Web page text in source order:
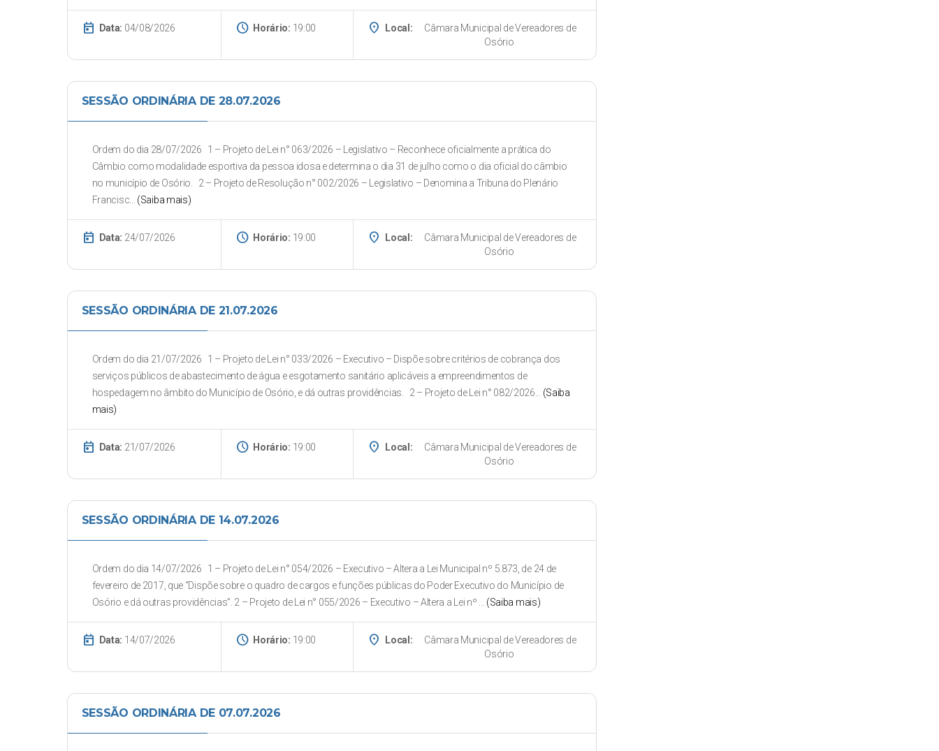
today Data: 04/08/2026 schedule Horário: 19:00 place Local:
Câmara Municipal de Vereadores de
Osório
SESSÃO ORDINÁRIA DE 28.07.2026
Ordem do dia 28/07/2026 1 – Projeto de Lei n° 063/2026 – Legislativo – Reconhece oficialmente a prática do
Câmbio como modalidade esportiva da pessoa idosa e determina o dia 31 de julho como o dia oficial do câmbio
no município de Osório. 2 – Projeto de Resolução n° 002/2026 – Legislativo – Denomina a Tribuna do Plenário
Francisc... (Saiba mais)
today Data: 24/07/2026 schedule Horário: 19:00 place Local:
Câmara Municipal de Vereadores de
Osório
SESSÃO ORDINÁRIA DE 21.07.2026
Ordem do dia 21/07/2026 1 – Projeto de Lei n° 033/2026 – Executivo – Dispõe sobre critérios de cobrança dos
serviços públicos de abastecimento de água e esgotamento sanitário aplicáveis a empreendimentos de
hospedagem no âmbito do Município de Osório, e dá outras providências. 2 – Projeto de Lei n° 082/2026... (Saiba
mais)
today Data: 21/07/2026 schedule Horário: 19:00 place Local:
Câmara Municipal de Vereadores de
Osório
SESSÃO ORDINÁRIA DE 14.07.2026
Ordem do dia 14/07/2026 1 – Projeto de Lei n° 054/2026 – Executivo – Altera a Lei Municipal nº 5.873, de 24 de
fevereiro de 2017, que “Dispõe sobre o quadro de cargos e funções públicas do Poder Executivo do Município de
Osório e dá outras providências”. 2 – Projeto de Lei n° 055/2026 – Executivo – Altera a Lei nº ... (Saiba mais)
today Data: 14/07/2026 schedule Horário: 19:00 place Local:
Câmara Municipal de Vereadores de
Osório
SESSÃO ORDINÁRIA DE 07.07.2026